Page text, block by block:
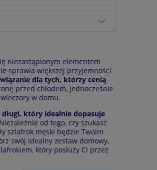
niezastąpionym elementem
sprawia większej przyjemności
dla tych, którzy cenią
przed chłodem, jednocześnie
w domu.
który idealnie dopasuje
od tego, czy szukasz
szlafrok męski będzie Twoim
swój idealny zestaw domowy,
który posłuży Ci przez